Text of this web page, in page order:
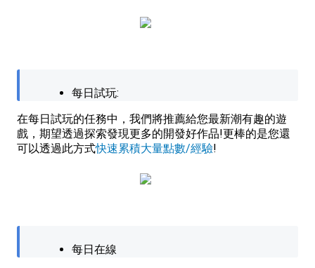
每日試玩:
在每日試玩的任務中，我們將推薦給您最新潮有趣的遊
戲，期望透過探索發現更多的開發好作品!更棒的是您還
可以透過此方式快速累積大量點數/經驗!
每日在線